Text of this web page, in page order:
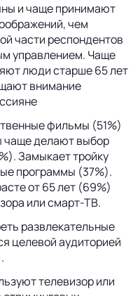
и чаще принимают
чем
части респондентов
управлением. Чаще
люди старше 65 лет
внимание
фильмы (51%)
чаще делают выбор
Замыкает тройку
программы (37%).
от 65 лет (69%)
или смарт-ТВ.
развлекательные
целевой аудиторией
телевизор или